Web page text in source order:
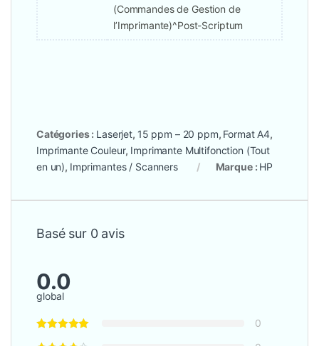
(Commandes de Gestion de
l’Imprimante)^Post-Scriptum
Catégories : Laserjet, 15 ppm – 20 ppm, Format A4,
Imprimante Couleur, Imprimante Multifonction (Tout
en un), Imprimantes / Scanners Marque : HP
Basé sur 0 avis
0.0
global
0